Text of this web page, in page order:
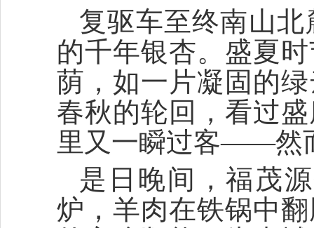
复驱车至终南山
的千年银杏。盛夏
荫，如一片凝固的
春秋的轮回，看过
里又一瞬过客——然
是日晚间，福茂
炉，羊肉在铁锅中